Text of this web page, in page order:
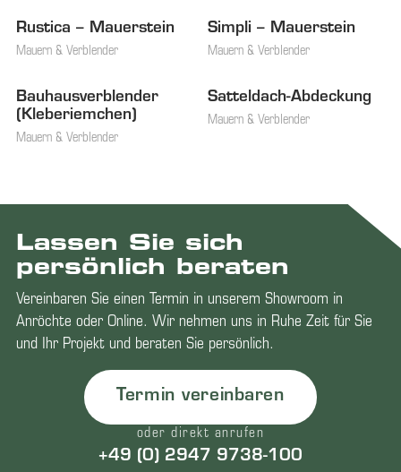
Rustica – Mauerstein
Mauern & Verblender
Simpli – Mauerstein
Mauern & Verblender
NOCH KEIN BILD
VORHANDEN
Bauhausverblender
(Kleberiemchen)
Mauern & Verblender
NOCH KEIN BILD
Satteldach-Abdeckung
Mauern & Verblender
Lassen Sie sich
persönlich beraten
Vereinbaren Sie einen Termin in unserem Showroom in
Anröchte oder Online. Wir nehmen uns in Ruhe Zeit für Sie
und Ihr Projekt und beraten Sie persönlich.
Termin vereinbaren
oder direkt anrufen
+49 (0) 2947 9738-100